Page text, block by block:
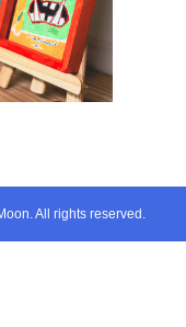
All rights reserved.